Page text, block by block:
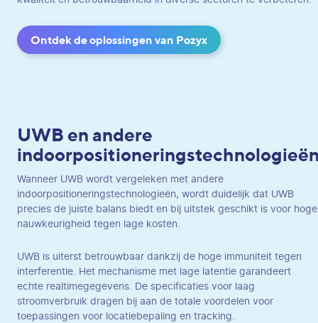
Ontdek de oplossingen van Pozyx
UWB en andere
Wanneer UWB wordt vergeleken met andere
indoorpositioneringstechnologieën, wordt duidelijk dat UWB
precies de juiste balans biedt en bij uitstek geschikt is voor hoge
nauwkeurigheid tegen lage kosten.
UWB is uiterst betrouwbaar dankzij de hoge immuniteit tegen
interferentie. Het mechanisme met lage latentie garandeert
echte realtimegegevens. De specificaties voor laag
stroomverbruik dragen bij aan de totale voordelen voor
toepassingen voor locatiebepaling en tracking.